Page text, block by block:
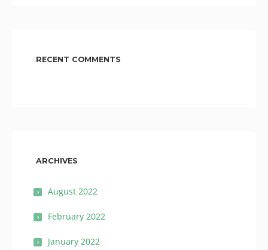
RECENT COMMENTS
ARCHIVES
August 2022
February 2022
January 2022